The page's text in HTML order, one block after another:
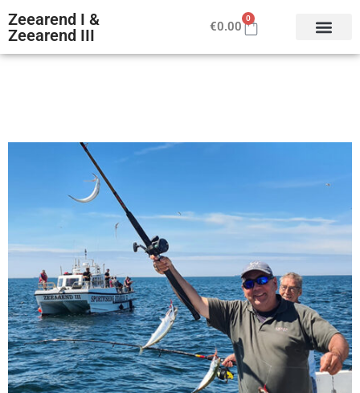
Zeearend I &
Zeearend III
€0.00
0